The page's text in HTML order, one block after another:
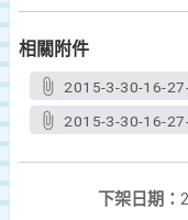
相關附件
2015-3-30-16-
2015-3-30-16-
下架日期：